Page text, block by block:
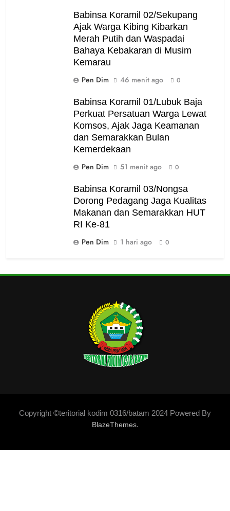
Babinsa Koramil 02/Sekupang
Ajak Warga Kibing Kibarkan
Merah Putih dan Waspadai
Bahaya Kebakaran di Musim
Kemarau
Pen Dim
46 menit ago 0
Babinsa Koramil 01/Lubuk Baja
Perkuat Persatuan Warga Lewat
Komsos, Ajak Jaga Keamanan
dan Semarakkan Bulan
Kemerdekaan
Pen Dim
51 menit ago 0
Babinsa Koramil 03/Nongsa
Dorong Pedagang Jaga Kualitas
Makanan dan Semarakkan HUT
RI Ke-81
Pen Dim
1 hari ago 0
Copyright ©teritorial kodim 0316/batam 2024 Powered By
BlazeThemes.